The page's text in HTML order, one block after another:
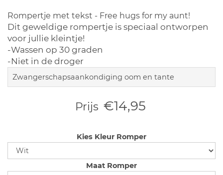
Rompertje met tekst - Free hugs for my aunt!
Dit geweldige rompertje is speciaal ontworpen
voor jullie kleintje!
-Wassen op 30 graden
-Niet in de droger
Zwangerschapsaankondiging oom en tante
Prijs €14,95
Kies Kleur Romper
Maat Romper